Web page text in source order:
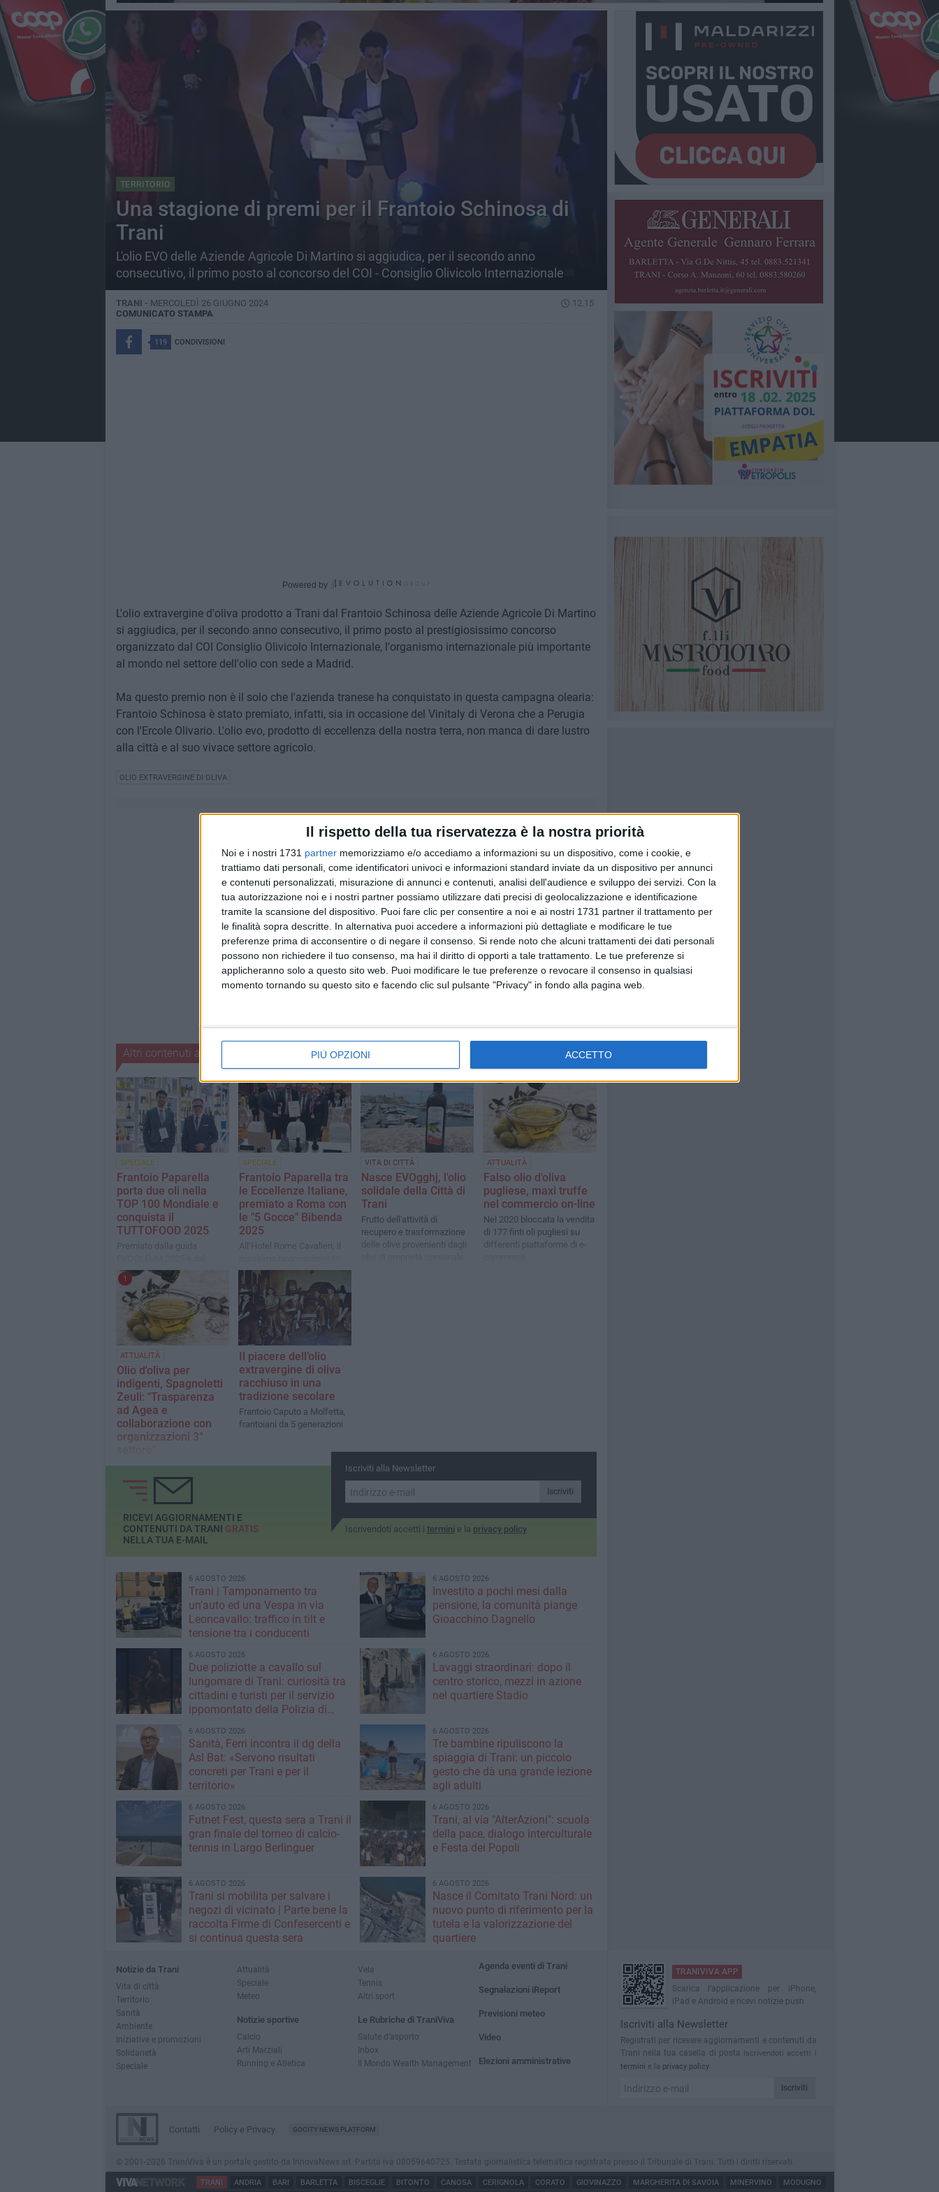
Il rispetto della tua riservatezza è la nostra priorità
Noi e i nostri 1731 partner memorizziamo e/o accediamo a informazioni su un dispositivo, come i cookie, e
trattiamo dati personali, come identificatori univoci e informazioni standard inviate da un dispositivo per annunci
e contenuti personalizzati, misurazione di annunci e contenuti, analisi dell'audience e sviluppo dei servizi. Con la
tua autorizzazione noi e i nostri partner possiamo utilizzare dati precisi di geolocalizzazione e identificazione
tramite la scansione del dispositivo. Puoi fare clic per consentire a noi e ai nostri 1731 partner il trattamento per
le finalità sopra descritte. In alternativa puoi accedere a informazioni più dettagliate e modificare le tue
preferenze prima di acconsentire o di negare il consenso. Si rende noto che alcuni trattamenti dei dati personali
possono non richiedere il tuo consenso, ma hai il diritto di opporti a tale trattamento. Le tue preferenze si
applicheranno solo a questo sito web. Puoi modificare le tue preferenze o revocare il consenso in qualsiasi
momento tornando su questo sito e facendo clic sul pulsante "Privacy" in fondo alla pagina web.
PIÙ OPZIONI ACCETTO
TERRITORIO
Una stagione di premi per il Frantoio Schinosa di
Trani
L'olio EVO delle Aziende Agricole Di Martino si aggiudica, per il secondo anno
consecutivo, il primo posto al concorso del COI - Consiglio Olivicolo Internazionale
TRANI - MERCOLEDÌ 26 GIUGNO 2024
12.15
COMUNICATO STAMPA
119 CONDIVISIONI
Powered by
L'olio extravergine d'oliva prodotto a Trani dal Frantoio Schinosa delle Aziende Agricole Di Martino
si aggiudica, per il secondo anno consecutivo, il primo posto al prestigiosissimo concorso
organizzato dal COI Consiglio Olivicolo Internazionale, l'organismo internazionale più importante
al mondo nel settore dell'olio con sede a Madrid.
Ma questo premio non è il solo che l'azienda tranese ha conquistato in questa campagna olearia:
Frantoio Schinosa è stato premiato, infatti, sia in occasione del Vinitaly di Verona che a Perugia
con l'Ercole Olivario. L'olio evo, prodotto di eccellenza della nostra terra, non manca di dare lustro
alla città e al suo vivace settore agricolo.
OLIO EXTRAVERGINE DI OLIVA
Altri contenuti a tema
SPECIALE
Frantoio Paparella
porta due oli nella
TOP 100 Mondiale e
conquista il
TUTTOFOOD 2025
Premiato dalla guida
NYIOOC, il frantoio pugliese
ha conquistato pubblico e
operatori
SPECIALE
Frantoio Paparella tra
le Eccellenze Italiane,
premiato a Roma con
le "5 Gocce" Bibenda
2025
All’Hotel Rome Cavalieri, il
per l’eccellenza dell’olio
extravergine d’oliva italiano.
Presente il Presidente della
Repubblica
VITA DI CITTÀ
Nasce EVOgghj, l'olio
solidale della Città di
Trani
Frutto dell'attività di
recupero e trasformazione
delle olive provenienti dagli
ATTUALITÀ
Falso olio d'oliva
pugliese, maxi truffe
nel commercio on-line
Nel 2020 bloccata la vendita
di 177 finti oli pugliesi su
differenti piattaforme di e-
1
ATTUALITÀ
Olio d'oliva per
indigenti, Spagnoletti
Zeuli: "Trasparenza
ad Agea e
collaborazione con
organizzazioni 3°
Lo chiede il noto
imprenditore agricolo,
portavoce dell’associazione
Restart
Il piacere dell’olio
extravergine di oliva
racchiuso in una
tradizione secolare
Frantoio Caputo a Molfetta,
frantoiani da 5 generazioni
Iscriviti alla Newsletter
Iscriviti
Iscrivendoti accetti i termini e la privacy policy
RICEVI AGGIORNAMENTI E
CONTENUTI DA TRANI GRATIS
NELLA TUA E-MAIL
6 AGOSTO 2026
Trani | Tamponamento tra
un'auto ed una Vespa in via
Leoncavallo: traffico in tilt e
tensione tra i conducenti
6 AGOSTO 2026
Investito a pochi mesi dalla
pensione, la comunità piange
Gioacchino Dagnello
6 AGOSTO 2026
Due poliziotte a cavallo sul
lungomare di Trani: curiosità tra
cittadini e turisti per il servizio
ippomontato della Polizia di
6 AGOSTO 2026
Lavaggi straordinari: dopo il
centro storico, mezzi in azione
nel quartiere Stadio
6 AGOSTO 2026
Sanità, Ferri incontra il dg della
Asl Bat: «Servono risultati
concreti per Trani e per il
territorio»
6 AGOSTO 2026
Tre bambine ripuliscono la
spiaggia di Trani: un piccolo
gesto che dà una grande lezione
agli adulti
6 AGOSTO 2026
Futnet Fest, questa sera a Trani il
gran finale del torneo di calcio-
tennis in Largo Berlinguer
6 AGOSTO 2026
Trani, al via "AlterAzioni": scuola
della pace, dialogo interculturale
e Festa dei Popoli
6 AGOSTO 2026
Trani si mobilita per salvare i
negozi di vicinato | Parte bene la
raccolta Firme di Confesercenti e
si continua questa sera
6 AGOSTO 2026
Nasce il Comitato Trani Nord: un
nuovo punto di riferimento per la
tutela e la valorizzazione del
quartiere
Notizie da Trani
Vita di città
Territorio
Sanità
Ambiente
Iniziative e promozioni
Solidarietà
Speciale
Attualità
Speciale
Meteo
Notizie sportive
Calcio
Arti Marziali
Running e Atletica
Vela
Tennis
Altri sport
Le Rubriche di TraniViva
Salute d’asporto
Inbox
Il Mondo Wealth Management
Agenda eventi di Trani
Segnalazioni iReport
Previsioni meteo
Video
Elezioni amministrative
TRANIVIVA APP
Scarica l'applicazione per iPhone,
iPad e Android e ricevi notizie push
Iscriviti alla Newsletter
Registrati per ricevere aggiornamenti e contenuti da
Trani nella tua casella di posta Iscrivendoti accetti i
termini e la privacy policy
Iscriviti
Contatti Policy e Privacy GOCITY NEWS PLATFORM
© 2001-2026 TraniViva è un portale gestito da InnovaNews srl. Partita iva 08059640725. Testata giornalistica telematica registrata presso il Tribunale di Trani. Tutti i diritti riservati.
TRANI ANDRIA BARI BARLETTA BISCEGLIE BITONTO CANOSA CERIGNOLA CORATO GIOVINAZZO MARGHERITA DI SAVOIA MINERVINO MODUGNO